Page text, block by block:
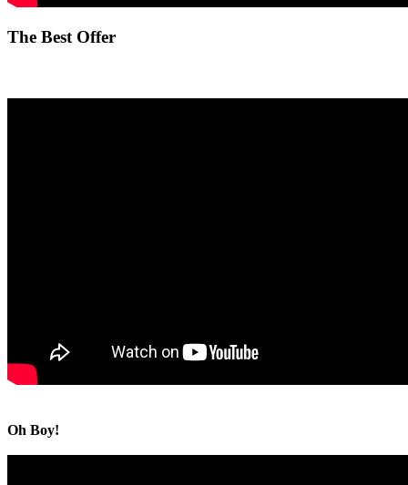
The Best Offer
Oh Boy!